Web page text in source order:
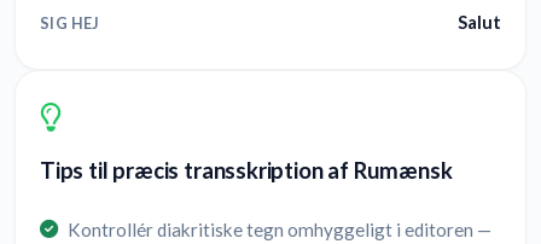
SIG HEJ Salut
Tips til præcis transskription af Rumænsk
Kontrollér diakritiske tegn omhyggeligt i editoren —